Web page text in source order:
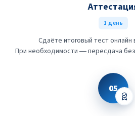
1 день
Сдаёте итоговый тест
При необходимости — пересдача
05